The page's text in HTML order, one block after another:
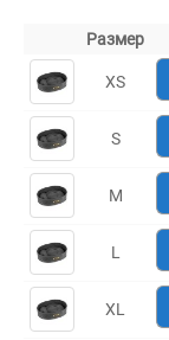
Размер
XS
S
M
L
XL